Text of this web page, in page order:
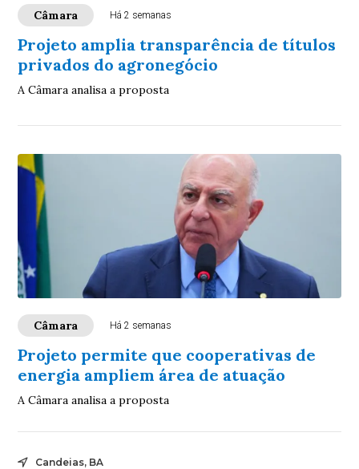
Câmara Há 2 semanas
Projeto amplia transparência de títulos
privados do agronegócio
A Câmara analisa a proposta
Câmara Há 2 semanas
Projeto permite que cooperativas de
energia ampliem área de atuação
A Câmara analisa a proposta
Candeias, BA